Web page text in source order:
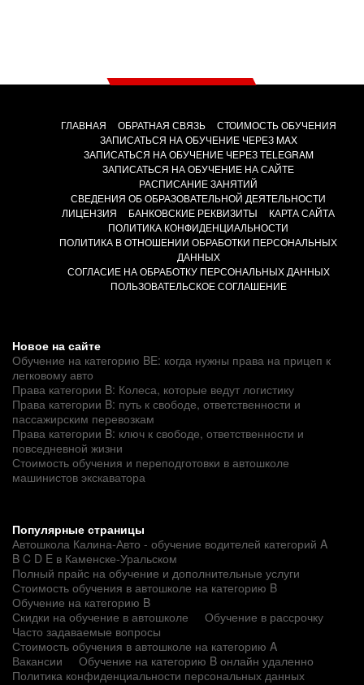
ГЛАВНАЯ ОБРАТНАЯ СВЯЗЬ
СТОИМОСТЬ ОБУЧЕНИЯ
ЗАПИСАТЬСЯ НА ОБУЧЕНИЕ ЧЕРЕЗ MAX
ЗАПИСАТЬСЯ НА ОБУЧЕНИЕ ЧЕРЕЗ TELEGRAM
ЗАПИСАТЬСЯ НА ОБУЧЕНИЕ НА САЙТЕ
РАСПИСАНИЕ ЗАНЯТИЙ
СВЕДЕНИЯ ОБ ОБРАЗОВАТЕЛЬНОЙ ДЕЯТЕЛЬНОСТИ
ЛИЦЕНЗИЯ
БАНКОВСКИЕ РЕКВИЗИТЫ
КАРТА САЙТА
ПОЛИТИКА КОНФИДЕНЦИАЛЬНОСТИ
ПОЛИТИКА В ОТНОШЕНИИ ОБРАБОТКИ ПЕРСОНАЛЬНЫХ
ДАННЫХ
СОГЛАСИЕ НА ОБРАБОТКУ ПЕРСОНАЛЬНЫХ ДАННЫХ
ПОЛЬЗОВАТЕЛЬСКОЕ СОГЛАШЕНИЕ
Новое на сайте
Обучение на категорию BE: когда нужны права на прицеп к
легковому авто
Права категории B: Колеса, которые ведут логистику
Права категории B: путь к свободе, ответственности и
пассажирским перевозкам
Права категории B: ключ к свободе, ответственности и
повседневной жизни
Стоимость обучения и переподготовки в автошколе
машинистов экскаватора
Популярные страницы
Автошкола Калина-Авто - обучение водителей категорий A
B C D E в Каменске-Уральском
Полный прайс на обучение и дополнительные услуги
Стоимость обучения в автошколе на категорию B
Обучение на категорию B
Скидки на обучение в автошколе
Обучение в рассрочку
Часто задаваемые вопросы
Стоимость обучения в автошколе на категорию A
Вакансии
Обучение на категорию B онлайн удаленно
Политика конфиденциальности персональных данных